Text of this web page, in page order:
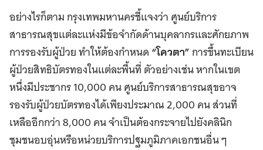
อย่างไรก็ตาม กรุงเทพมหานครชี้แจงว่า ศูนย์บริการ
สาธารณสุขแต่ละแห่งมีข้อจำกัดด้านบุคลากรและศักยภาพ
การรองรับผู้ป่วย ทำให้ต้องกำหนด“โควตา”การขึ้นทะเบียน
ผู้ป่วยสิทธิบัตรทองในแต่ละพื้นที่ ตัวอย่างเช่น หากในเขต
หนึ่งมีประชากร 10,000 คน ศูนย์บริการสาธารณสุขอาจ
รองรับผู้ป่วยบัตรทองได้เพียงประมาณ 2,000 คน ส่วนที่
เหลืออีกกว่า 8,000 คน จำเป็นต้องกระจายไปยังคลินิก
ชุมชนอบอุ่นหรือหน่วยบริการปฐมภูมิภาคเอกชนอื่น ๆ